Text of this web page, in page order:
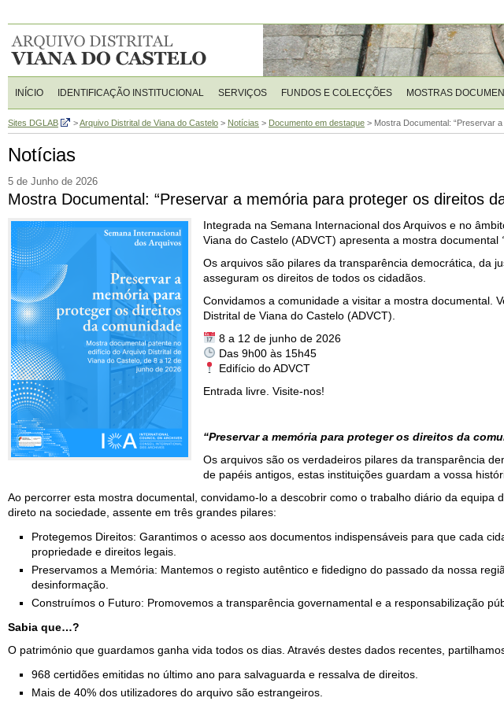
INÍCIO IDENTIFICAÇÃO INSTITUCIONAL SERVIÇOS FUNDOS E COLECÇÕES MOSTRAS
Sites DGLAB >Arquivo Distrital de Viana do Castelo > Notícias > Documento em destaque > Mostra Documental: “Preservar
Notícias
5 de Junho de 2026
Mostra Documental: “Preservar a memória para proteger os direitos
Integrada na Semana Internacional dos Arquivos e no
Viana do Castelo (ADVCT) apresenta a mostra documental
Os arquivos são pilares da transparência democrática, da
asseguram os direitos de todos os cidadãos.
Convidamos a comunidade a visitar a mostra documental.
Distrital de Viana do Castelo (ADVCT).
8 a 12 de junho de 2026
Das 9h00 às 15h45
Edifício do ADVCT
Entrada livre. Visite-nos!
“Preservar a memória para proteger os direitos da
Os arquivos são os verdadeiros pilares da transparência
de papéis antigos, estas instituições guardam a vossa
Ao percorrer esta mostra documental, convidamo-lo a descobrir como o trabalho diário da equipa
direto na sociedade, assente em três grandes pilares:
Protegemos Direitos: Garantimos o acesso aos documentos indispensáveis para que cada
propriedade e direitos legais.
Preservamos a Memória: Mantemos o registo autêntico e fidedigno do passado da nossa
desinformação.
Construímos o Futuro: Promovemos a transparência governamental e a responsabilização
Sabia que…?
O património que guardamos ganha vida todos os dias. Através destes dados recentes,
968 certidões emitidas no último ano para salvaguarda e ressalva de direitos.
Mais de 40% dos utilizadores do arquivo são estrangeiros.